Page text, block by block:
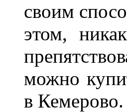
своим
этом,
можно
в Кемерово.